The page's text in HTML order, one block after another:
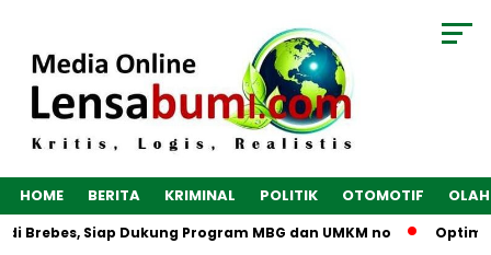
HOME BERITA KRIMINAL POLITIK OTOMOTIF
Siap Dukung Program MBG dan UMKM no